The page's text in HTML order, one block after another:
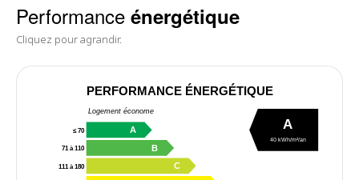
Performance énergétique
Cliquez pour agrandir.
PERFORMANCE ÉNERGÉTIQUE
Logement économe
≤ 70 A
71 à 110 B
111 à 180 C
A
40 kWh/m²/an